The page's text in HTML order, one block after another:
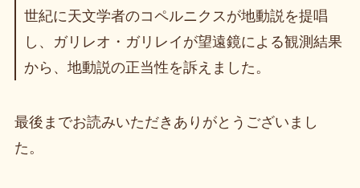
世紀に天文学者のコペルニクスが地動説を提唱
し、ガリレオ・ガリレイが望遠鏡による観測結果
から、地動説の正当性を訴えました。
最後までお読みいただきありがとうございまし
た。